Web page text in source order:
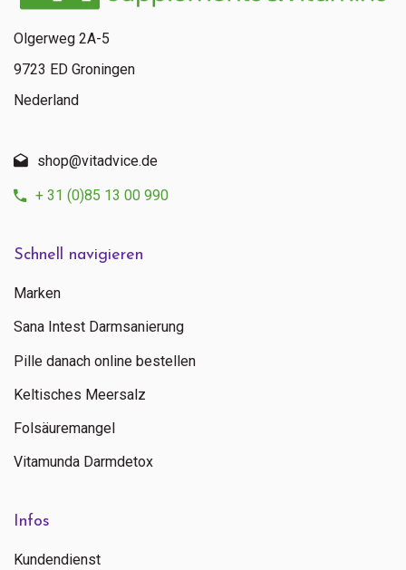
Schnell navigieren
Marken
Sana Intest Darmsanierung
Pille danach online bestellen
Keltisches Meersalz
Folsäuremangel
Vitamunda Darmdetox
Infos
Kundendienst
Olgerweg 2A-5
9723 ED Groningen
Nederland
shop@vitadvice.de
+ 31 (0)85 13 00 990